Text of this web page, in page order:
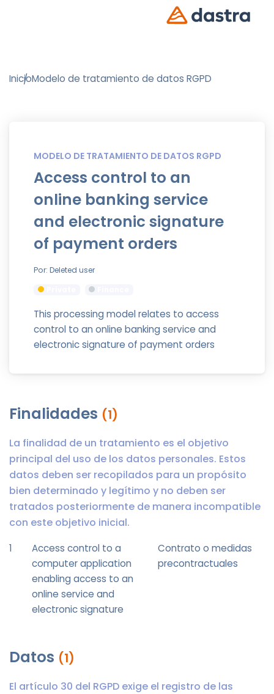
InicioModelo de tratamiento de datos RGPD
MODELO DE TRATAMIENTO DE DATOS RGPD
Access control to an
online banking service
and electronic signature
of payment orders
Por: Deleted user
This processing model relates to access
control to an online banking service and
electronic signature of payment orders
Finalidades (1)
La finalidad de un tratamiento es el objetivo
principal del uso de los datos personales. Estos
datos deben ser recopilados para un propósito
bien determinado y legítimo y no deben ser
tratados posteriormente de manera incompatible
con este objetivo inicial.
1
Access control to a
computer application
enabling access to an
online service and
electronic signature
Contrato o medidas
precontractuales
Datos (1)
El artículo 30 del RGPD exige el registro de las